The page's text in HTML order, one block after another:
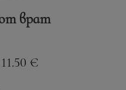
врат
€